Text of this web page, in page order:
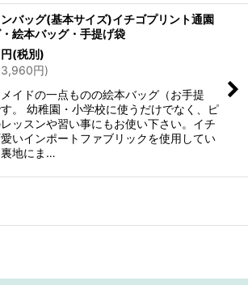
バッグ(基本サイズ)イチゴプリント通園
絵本バッグ・手提げ袋
円(税別)
3,960円)
イドの一点ものの絵本バッグ（お手提
。 幼稚園・小学校に使うだけでなく、ピ
ッスンや習い事にもお使い下さい。イチ
いインポートファブリックを使用してい
裏地にま…